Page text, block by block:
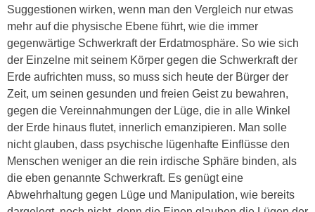
Suggestionen wirken, wenn man den Vergleich nur etwas
mehr auf die physische Ebene führt, wie die immer
gegenwärtige Schwerkraft der Erdatmosphäre. So wie sich
der Einzelne mit seinem Körper gegen die Schwerkraft der
Erde aufrichten muss, so muss sich heute der Bürger der
Zeit, um seinen gesunden und freien Geist zu bewahren,
gegen die Vereinnahmungen der Lüge, die in alle Winkel
der Erde hinaus flutet, innerlich emanzipieren. Man solle
nicht glauben, dass psychische lügenhafte Einflüsse den
Menschen weniger an die rein irdische Sphäre binden, als
die eben genannte Schwerkraft. Es genügt eine
Abwehrhaltung gegen Lüge und Manipulation, wie bereits